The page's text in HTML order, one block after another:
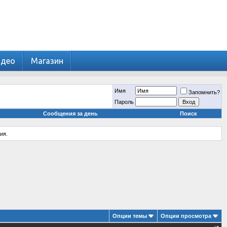
Магазин
Имя
Запомнить?
Пароль
Сообщения за день
Поиск
Опции темы
Опции просмотра